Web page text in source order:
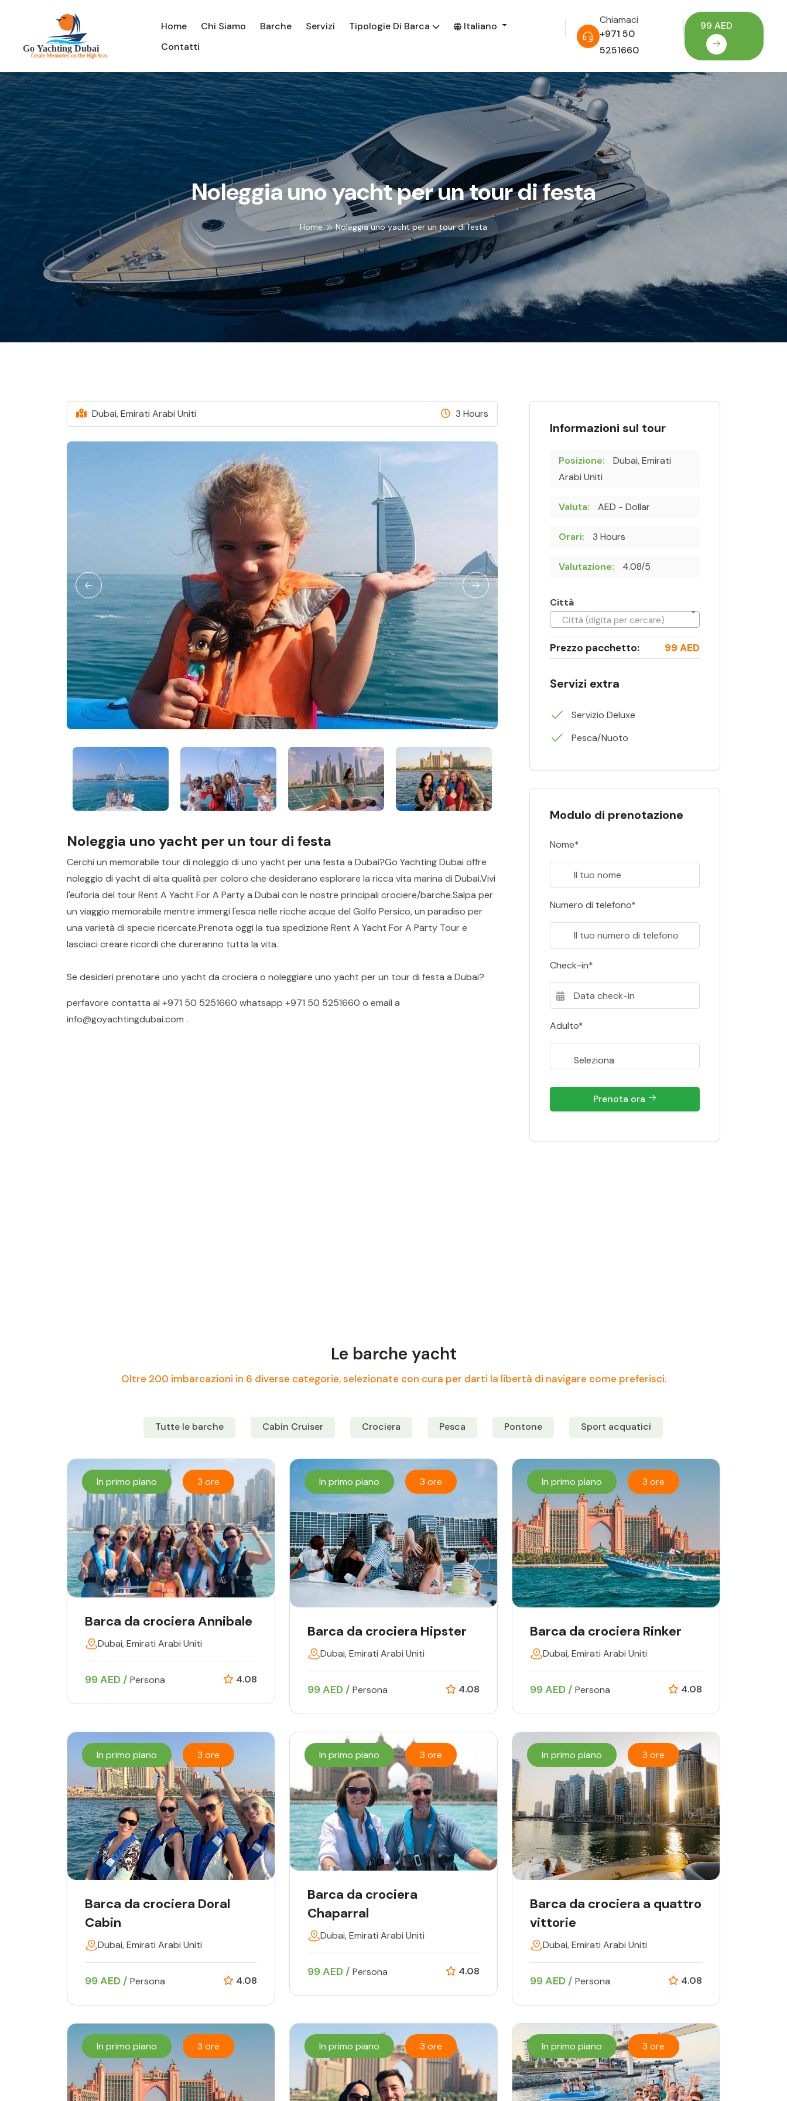
Home Chi Siamo Barche Servizi Tipologie Di Barca
Italiano
Contatti
Chiamaci
+971 50
5251660
99 AED
Noleggia uno yacht per un tour di festa
Home Noleggia uno yacht per un tour di festa
Dubai, Emirati Arabi Uniti 3 Hours
Noleggia uno yacht per un tour di festa
Cerchi un memorabile tour di noleggio di uno yacht per una festa a Dubai?Go Yachting Dubai offre
noleggio di yacht di alta qualità per coloro che desiderano esplorare la ricca vita marina di Dubai.Vivi
l'euforia del tour Rent A Yacht For A Party a Dubai con le nostre principali crociere/barche.Salpa per
un viaggio memorabile mentre immergi l'esca nelle ricche acque del Golfo Persico, un paradiso per
una varietà di specie ricercate.Prenota oggi la tua spedizione Rent A Yacht For A Party Tour e
lasciaci creare ricordi che dureranno tutta la vita.
Se desideri prenotare uno yacht da crociera o noleggiare uno yacht per un tour di festa a Dubai?
perfavore contatta al +971 50 5251660 whatsapp +971 50 5251660 o email a
info@goyachtingdubai.com .
Informazioni sul tour
Posizione:
Dubai, Emirati
Arabi Uniti
Valuta: AED - Dollar
Orari: 3 Hours
Valutazione: 4.08/5
Città
Città (digita per cercare)
Prezzo pacchetto: 99 AED
Servizi extra
Servizio Deluxe
Pesca/Nuoto
Modulo di prenotazione
Nome*
Numero di telefono*
Check-in*
Adulto*
Prenota ora
Le barche yacht
Oltre 200 imbarcazioni in 6 diverse categorie, selezionate con cura per darti la libertà di navigare come preferisci.
Tutte le barche Cabin Cruiser Crociera Pesca Pontone Sport acquatici
In primo piano 3 ore
Barca da crociera Annibale
Dubai, Emirati Arabi Uniti
99 AED / Persona 4.08
In primo piano 3 ore
Barca da crociera Hipster
Dubai, Emirati Arabi Uniti
99 AED / Persona 4.08
In primo piano 3 ore
Barca da crociera Rinker
Dubai, Emirati Arabi Uniti
99 AED / Persona 4.08
In primo piano 3 ore
Barca da crociera Doral
Cabin
Dubai, Emirati Arabi Uniti
99 AED / Persona 4.08
In primo piano 3 ore
Barca da crociera
Chaparral
Dubai, Emirati Arabi Uniti
99 AED / Persona 4.08
In primo piano 3 ore
Barca da crociera a quattro
vittorie
Dubai, Emirati Arabi Uniti
99 AED / Persona 4.08
In primo piano 3 ore In primo piano 3 ore In primo piano 3 ore